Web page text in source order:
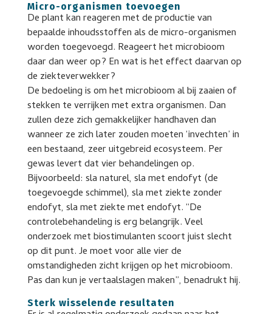
Micro-organismen toevoegen
De plant kan reageren met de productie van
bepaalde inhoudsstoffen als de micro-organismen
worden toegevoegd. Reageert het microbioom
daar dan weer op? En wat is het effect daarvan op
de ziekteverwekker?
De bedoeling is om het microbioom al bij zaaien of
stekken te verrijken met extra organismen. Dan
zullen deze zich gemakkelijker handhaven dan
wanneer ze zich later zouden moeten ‘invechten’ in
een bestaand, zeer uitgebreid ecosysteem. Per
gewas levert dat vier behandelingen op.
Bijvoorbeeld: sla naturel, sla met endofyt (de
toegevoegde schimmel), sla met ziekte zonder
endofyt, sla met ziekte met endofyt. “De
controlebehandeling is erg belangrijk. Veel
onderzoek met biostimulanten scoort juist slecht
op dit punt. Je moet voor alle vier de
omstandigheden zicht krijgen op het microbioom.
Pas dan kun je vertaalslagen maken”, benadrukt hij.
Sterk wisselende resultaten